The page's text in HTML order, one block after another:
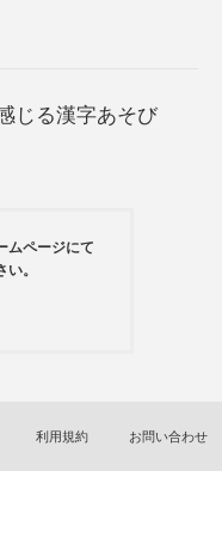
じる漢字あそび
ムページにて
。
利用規約 お問い合わせ